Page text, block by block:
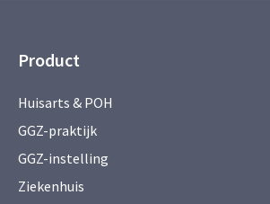
Product
Huisarts & POH
GGZ-praktijk
GGZ-instelling
Ziekenhuis